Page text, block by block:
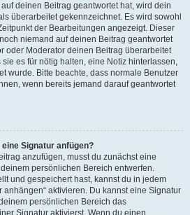
deinen Beitrag geantwortet hat, wird dein
überarbeitet gekennzeichnet. Es wird sowohl
der Bearbeitungen angezeigt. Dieser
niemand auf deinen Beitrag geantwortet
oder Moderator deinen Beitrag überarbeitet
es für nötig halten, eine Notiz hinterlassen,
wurde. Bitte beachte, dass normale Benutzer
wenn bereits jemand darauf geantwortet
Signatur anfügen?
anzufügen, musst du zunächst eine
persönlichen Bereich entwerfen.
und gespeichert hast, kannst du in jedem
anhängen“ aktivieren. Du kannst eine Signatur
persönlichen Bereich das
Signatur aktivierst. Wenn du einen